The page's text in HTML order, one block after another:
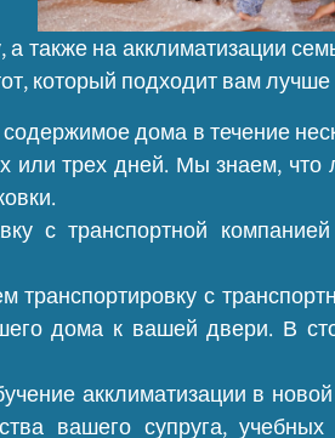
также на акклиматизации
который подходит вам лучше
дома в течение
или трех дней. Мы знаем,
с транспортной
с
дома к вашей двери. В
акклиматизации в
вашего супруга,